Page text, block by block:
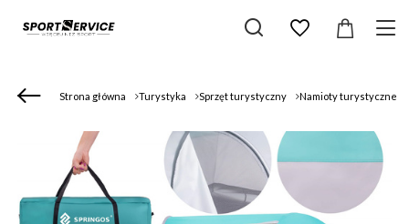
Strona główna Turystyka Sprzęt turystyczny Namioty turystyczne